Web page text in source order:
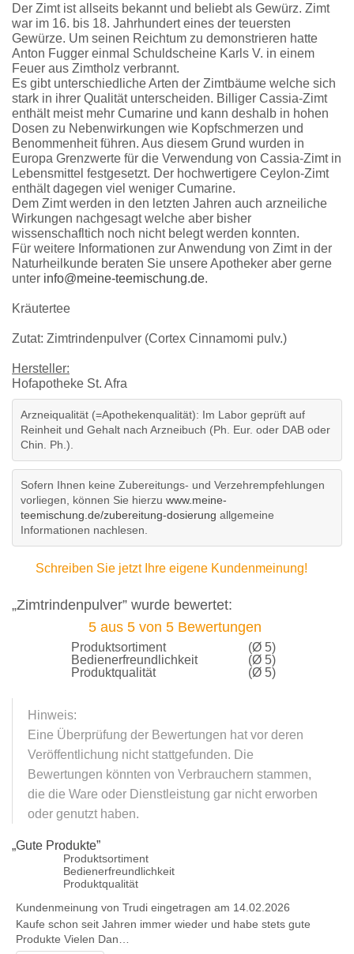
Der Zimt ist allseits bekannt und beliebt als Gewürz. Zimt
war im 16. bis 18. Jahrhundert eines der teuersten
Gewürze. Um seinen Reichtum zu demonstrieren hatte
Anton Fugger einmal Schuldscheine Karls V. in einem
Feuer aus Zimtholz verbrannt.
Es gibt unterschiedliche Arten der Zimtbäume welche sich
stark in ihrer Qualität unterscheiden. Billiger Cassia-Zimt
enthält meist mehr Cumarine und kann deshalb in hohen
Dosen zu Nebenwirkungen wie Kopfschmerzen und
Benommenheit führen. Aus diesem Grund wurden in
Europa Grenzwerte für die Verwendung von Cassia-Zimt in
Lebensmittel festgesetzt. Der hochwertigere Ceylon-Zimt
enthält dagegen viel weniger Cumarine.
Dem Zimt werden in den letzten Jahren auch arzneiliche
Wirkungen nachgesagt welche aber bisher
wissenschafltich noch nicht belegt werden konnten.
Für weitere Informationen zur Anwendung von Zimt in der
Naturheilkunde beraten Sie unsere Apotheker aber gerne
unter info@meine-teemischung.de.
Kräutertee
Zutat: Zimtrindenpulver (Cortex Cinnamomi pulv.)
Hersteller:
Hofapotheke St. Afra
Arzneiqualität (=Apothekenqualität): Im Labor geprüft auf
Reinheit und Gehalt nach Arzneibuch (Ph. Eur. oder DAB oder
Chin. Ph.).
Sofern Ihnen keine Zubereitungs- und Verzehrempfehlungen
vorliegen, können Sie hierzu www.meine-
teemischung.de/zubereitung-dosierung allgemeine
Informationen nachlesen.
Schreiben Sie jetzt Ihre eigene Kundenmeinung!
„Zimtrindenpulver” wurde bewertet:
5 aus 5 von 5 Bewertungen
Produktsortiment
(Ø 5)
Bedienerfreundlichkeit
(Ø 5)
Produktqualität
(Ø 5)
Hinweis:
Eine Überprüfung der Bewertungen hat vor deren
Veröffentlichung nicht stattgefunden. Die
Bewertungen könnten von Verbrauchern stammen,
die die Ware oder Dienstleistung gar nicht erworben
oder genutzt haben.
„Gute Produkte”
Produktsortiment
Bedienerfreundlichkeit
Produktqualität
Kundenmeinung von Trudi eingetragen am 14.02.2026
Kaufe schon seit Jahren immer wieder und habe stets gute
Produkte Vielen Dan…